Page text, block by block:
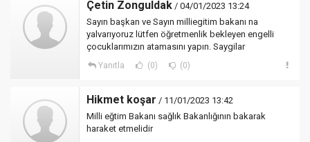
Çetin Zonguldak / 04/01/2023 13:24
Sayın başkan ve Sayın milliegitim bakanı na
yalvarıyoruz lütfen öğretmenlik bekleyen engelli
çocuklarımızın atamasını yapın. Saygilar
Yanıtla (0) (0)
Hikmet koşar / 11/01/2023 13:42
Milli eğtim Bakanı sağlık Bakanlığının bakarak
haraket etmelidir